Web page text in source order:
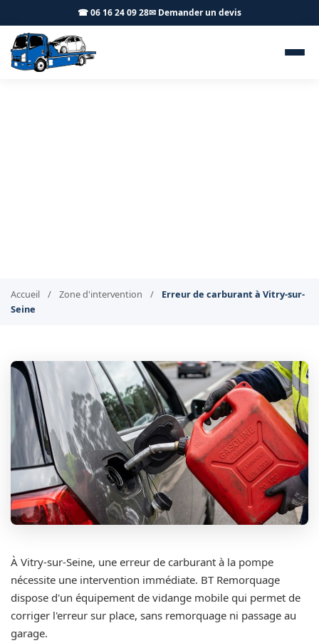
☎ 06 16 24 09 28✉ Demander un devis
Accueil / Zone d'intervention /
Erreur de carburant à Vitry-sur-
Seine
À Vitry-sur-Seine, une erreur de carburant à la pompe
nécessite une intervention immédiate. BT Remorquage
dispose d'un équipement de vidange mobile qui permet de
corriger l'erreur sur place, sans remorquage ni passage au
garage.